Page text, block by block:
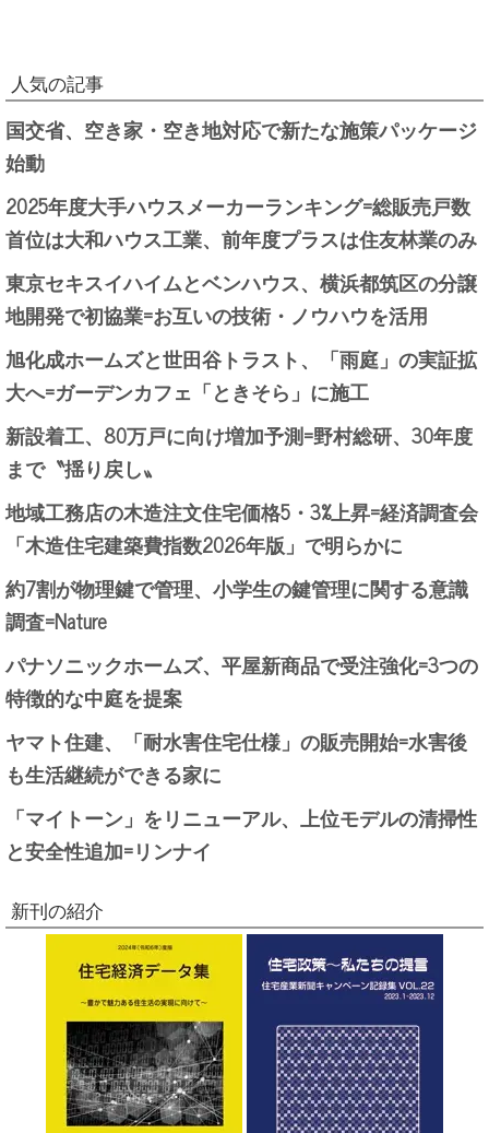
人気の記事
国交省、空き家・空き地対応で新たな施策パッケージ
始動
2025年度大手ハウスメーカーランキング=総販売戸数
首位は大和ハウス工業、前年度プラスは住友林業のみ
東京セキスイハイムとベンハウス、横浜都筑区の分譲
地開発で初協業=お互いの技術・ノウハウを活用
旭化成ホームズと世田谷トラスト、「雨庭」の実証拡
大へ=ガーデンカフェ「ときそら」に施工
新設着工、80万戸に向け増加予測=野村総研、30年度
まで〝揺り戻し〟
地域工務店の木造注文住宅価格5・3%上昇=経済調査会
「木造住宅建築費指数2026年版」で明らかに
約7割が物理鍵で管理、小学生の鍵管理に関する意識
調査=Nature
パナソニックホームズ、平屋新商品で受注強化=3つの
特徴的な中庭を提案
ヤマト住建、「耐水害住宅仕様」の販売開始=水害後
も生活継続ができる家に
「マイトーン」をリニューアル、上位モデルの清掃性
と安全性追加=リンナイ
新刊の紹介